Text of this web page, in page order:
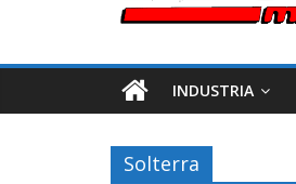
INDUSTRIA
Solterra